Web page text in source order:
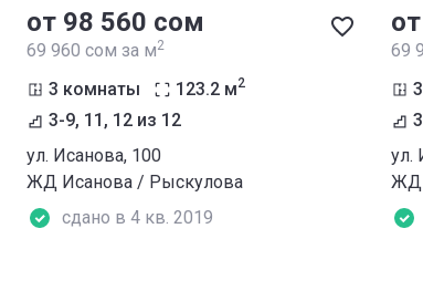
от ‍98 560 сом
‍69 960 сом за м2
3 комнаты 123.2 м2
3-9, 11, 12 из 12
ул. Исанова, 100
ЖД Исанова / Рыскулова
сдано в 4 кв. 2019
‍69
ул.
ЖД